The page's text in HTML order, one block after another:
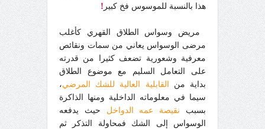
هذا بالنسبة للموسوس فخ كبير !
مريض وسواس الطلاق القهري كأغلب
مرضى الوسواس يعاني من سمات ونقائص
معرفية وشعورية تضعف كثيرا من قدرته
على التعامل السليم مع موضوع الطلاق
بداية من القابلية العالية للشك المرضي،
سيما في معلوماته الداخلية ومنها الذاكرة
بسبب نقيصة عمه الدواخل حيث يدفعه
الوسواس إلى الشك فمحاولة التذكر ثم